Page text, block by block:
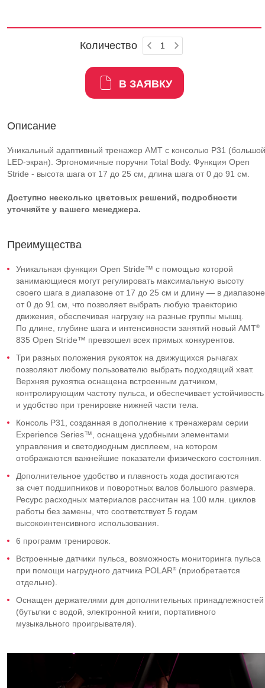
Количество
В ЗАЯВКУ
Описание
Уникальный адаптивный тренажер AMT с консолью P31 (большой
LED-экран). Эргономичные поручни Total Body. Функция Open
Stride - высота шага от 17 до 25 см, длина шага от 0 до 91 см.
Доступно несколько цветовых решений, подробности
уточняйте у вашего менеджера.
Преимущества
Уникальная функция Open Stride™ с помощью которой
занимающиеся могут регулировать максимальную высоту
своего шага в диапазоне от 17 до 25 см и длину — в диапазоне
от 0 до 91 см, что позволяет выбрать любую траекторию
движения, обеспечивая нагрузку на разные группы мышц.
По длине, глубине шага и интенсивности занятий новый AMT®
835 Open Stride™ превзошел всех прямых конкурентов.
Три разных положения рукояток на движущихся рычагах
позволяют любому пользователю выбрать подходящий хват.
Верхняя рукоятка оснащена встроенным датчиком,
контролирующим частоту пульса, и обеспечивает устойчивость
и удобство при тренировке нижней части тела.
Консоль P31, созданная в дополнение к тренажерам серии
Experience Series™, оснащена удобными элементами
управления и светодиодным дисплеем, на котором
отображаются важнейшие показатели физического состояния.
Дополнительное удобство и плавность хода достигаются
за счет подшипников и поворотных валов большого размера.
Ресурс расходных материалов рассчитан на 100 млн. циклов
работы без замены, что соответствует 5 годам
высокоинтенсивного использования.
6 программ тренировок.
Встроенные датчики пульса, возможность мониторинга пульса
при помощи нагрудного датчика POLAR® (приобретается
отдельно).
Оснащен держателями для дополнительных принадлежностей
(бутылки с водой, электронной книги, портативного
музыкального проигрывателя).